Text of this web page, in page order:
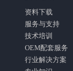
资料下载
服务与支持
技术培训
OEM配套服务
行业解决方案